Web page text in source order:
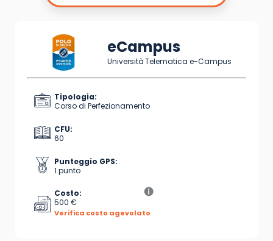
eCampus
Università Telematica e-Campus
Tipologia:
Corso di Perfezionamento
CFU:
60
Punteggio GPS:
1 punto
Costo:
500 €
Verifica costo agevolato